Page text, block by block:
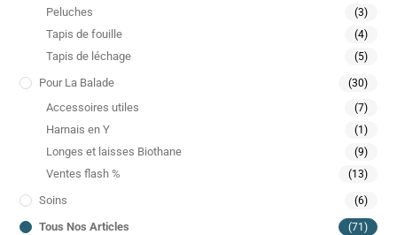
Peluches (3)
Tapis de fouille (4)
Tapis de léchage (5)
Pour La Balade (30)
Accessoires utiles (7)
Harnais en Y (1)
Longes et laisses Biothane (9)
Ventes flash % (13)
Soins (6)
Tous Nos Articles (71)